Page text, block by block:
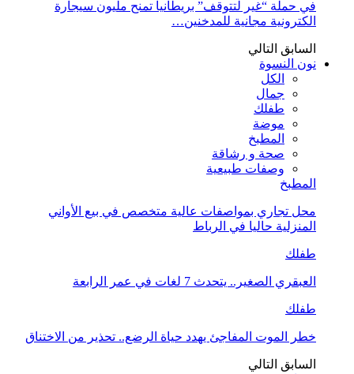
في حملة “غير لتتوقف” بريطانيا تمنح مليون سيجارة
الكترونية مجانية للمدخنين…
السابق التالي
نون النسوة
الكل
جمال
طفلك
موضة
المطبخ
صحة و رشاقة
وصفات طبيعية
المطبخ
محل تجاري بمواصفات عالية متخصص في بيع الأواني
المنزلية حاليا في الرباط
طفلك
العبقري الصغير.. يتحدث 7 لغات في عمر الرابعة
طفلك
خطر الموت المفاجئ يهدد حياة الرضع.. تحذير من الاختناق
السابق التالي